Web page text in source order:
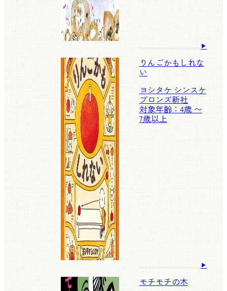
りんごかもしれな
い
ヨシタケ シンスケ
ブロンズ新社
対象年齢：4歳 〜
7歳以上
モチモチの木